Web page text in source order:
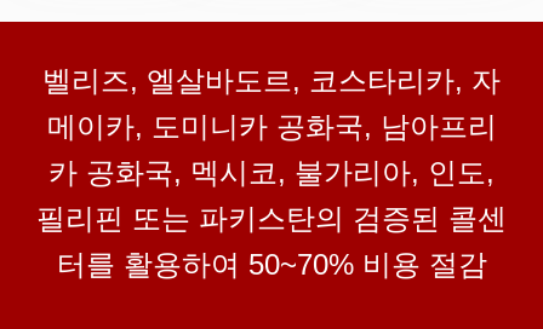
벨리즈, 엘살바도르, 코스타리카, 자
메이카, 도미니카 공화국, 남아프리
카 공화국, 멕시코, 불가리아, 인도,
필리핀 또는 파키스탄의 검증된 콜센
터를 활용하여 50~70% 비용 절감